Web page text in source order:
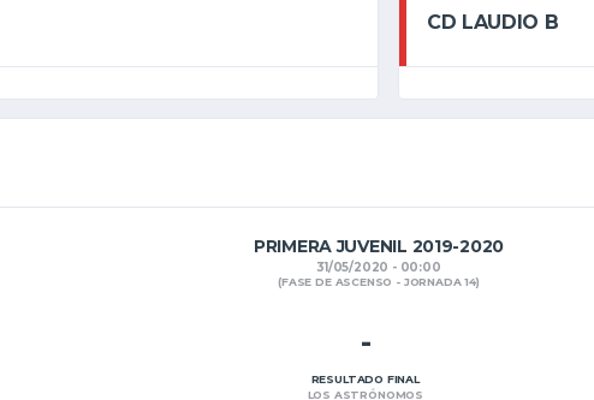
CD LAUDIO B
PRIMERA JUVENIL 2019-2020
31/05/2020 - 00:00
(FASE DE ASCENSO - JORNADA 14)
-
RESULTADO FINAL
LOS ASTRÓNOMOS